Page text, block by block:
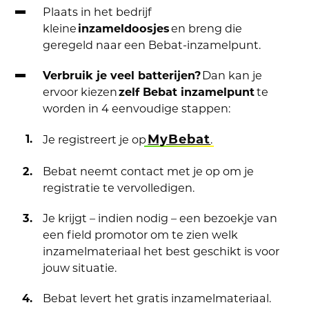
Plaats in het bedrijf
kleine inzameldoosjesen breng die
geregeld naar een Bebat-inzamelpunt.
Verbruik je veel batterijen?Dan kan je
ervoor kiezenzelf Bebat inzamelpuntte
worden in 4 eenvoudige stappen:
Je registreert je opMyBebat.
Bebat neemt contact met je op om je
registratie te vervolledigen.
Je krijgt – indien nodig – een bezoekje van
een field promotor om te zien welk
inzamelmateriaal het best geschikt is voor
jouw situatie.
Bebat levert het gratis inzamelmateriaal.